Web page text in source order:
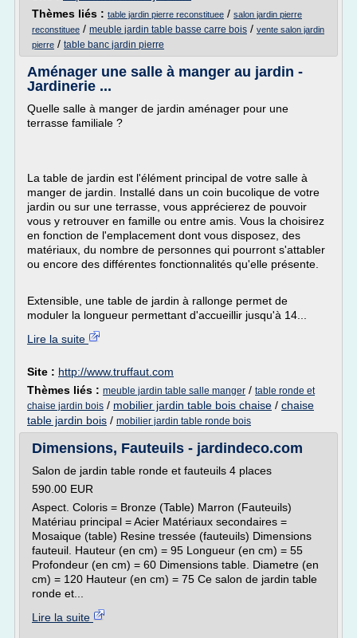
Thèmes liés : table jardin pierre reconstituee / salon jardin pierre
reconstituee / meuble jardin table basse carre bois / vente salon jardin
pierre / table banc jardin pierre
Aménager une salle à manger au jardin -
Jardinerie ...
Quelle salle à manger de jardin aménager pour une
terrasse familiale ?
La table de jardin est l'élément principal de votre salle à
manger de jardin. Installé dans un coin bucolique de votre
jardin ou sur une terrasse, vous apprécierez de pouvoir
vous y retrouver en famille ou entre amis. Vous la choisirez
en fonction de l'emplacement dont vous disposez, des
matériaux, du nombre de personnes qui pourront s'attabler
ou encore des différentes fonctionnalités qu'elle présente.
Extensible, une table de jardin à rallonge permet de
moduler la longueur permettant d'accueillir jusqu'à 14...
Lire la suite
Site : http://www.truffaut.com
Thèmes liés : meuble jardin table salle manger / table ronde et
chaise jardin bois / mobilier jardin table bois chaise / chaise
table jardin bois / mobilier jardin table ronde bois
Dimensions, Fauteuils - jardindeco.com
Salon de jardin table ronde et fauteuils 4 places
590.00 EUR
Aspect. Coloris = Bronze (Table) Marron (Fauteuils)
Matériau principal = Acier Matériaux secondaires =
Mosaique (table) Resine tressée (fauteuils) Dimensions
fauteuil. Hauteur (en cm) = 95 Longueur (en cm) = 55
Profondeur (en cm) = 60 Dimensions table. Diametre (en
cm) = 120 Hauteur (en cm) = 75 Ce salon de jardin table
ronde et...
Lire la suite